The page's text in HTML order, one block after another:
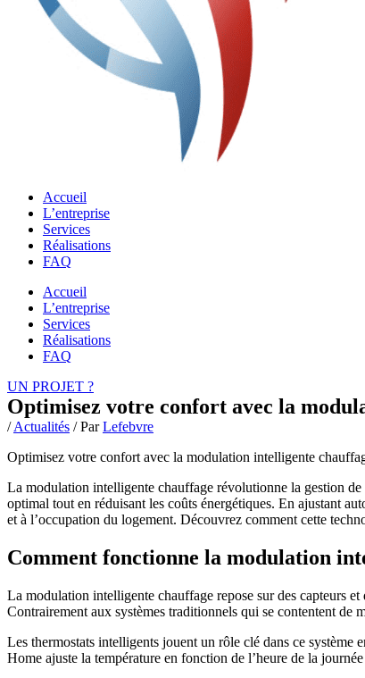
Accueil
L’entreprise
Services
Réalisations
FAQ
Accueil
L’entreprise
Services
Réalisations
FAQ
UN PROJET ?
Optimisez votre confort avec la
/Actualités / ParLefebvre
Optimisez votre confort avec la modulation intelligente
La modulation intelligente chauffage révolutionne la gestion
optimal tout en réduisant les coûts énergétiques. En ajustant
et à l’occupation du logement. Découvrez comment cette
Comment fonctionne la modulation
La modulation intelligente chauffage repose sur des capteurs
Contrairement aux systèmes traditionnels qui se contentent de
Les thermostats intelligents jouent un rôle clé dans ce système
Home ajuste la température en fonction de l’heure de la